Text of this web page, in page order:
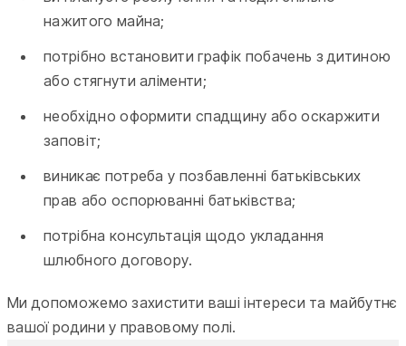
нажитого майна;
потрібно встановити графік побачень з дитиною
або стягнути аліменти;
необхідно оформити спадщину або оскаржити
заповіт;
виникає потреба у позбавленні батьківських
прав або оспорюванні батьківства;
потрібна консультація щодо укладання
шлюбного договору.
Ми допоможемо захистити ваші інтереси та майбутнє
вашої родини у правовому полі.